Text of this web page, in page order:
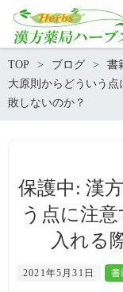
TOP ブログ 書
大原則からどういう
敗しないのか？
保護中: 漢
う点に注
入れる
2021年5月31日 書